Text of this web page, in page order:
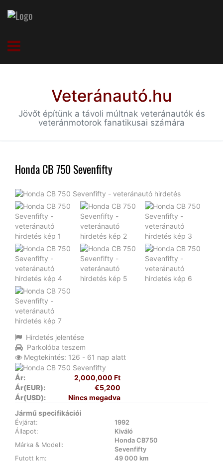
Veteránautó.hu
Jövőt építünk a távoli múltnak veteránautók és
veteránmotorok fanatikusai számára
Honda CB 750 Sevenfifty
Hirdetés jelentése
Parkolóba teszem
Megtekintés: 126 - 61 nap alatt
Ár:
2,000,000 Ft
Ár(EUR):
€5,200
Ár(USD):
Nincs megadva
Jármű specifikációi
Évjárat:
1992
Állapot:
Kiváló
Márka & Modell:
Honda CB750
Sevenfifty
Futott km:
49 000 km